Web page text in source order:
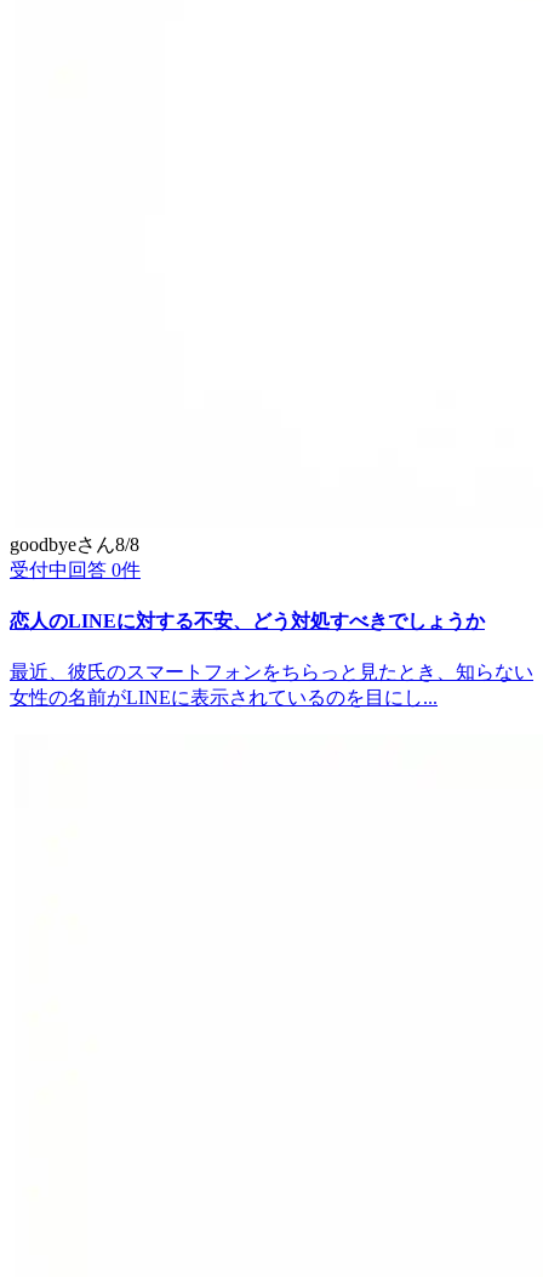
goodbyeさん8/8
受付中 回答 0件
恋人のLINEに対する不安、どう対処すべきでしょうか
最近、彼氏のスマートフォンをちらっと見たとき、知らない
女性の名前がLINEに表示されているのを目にし...